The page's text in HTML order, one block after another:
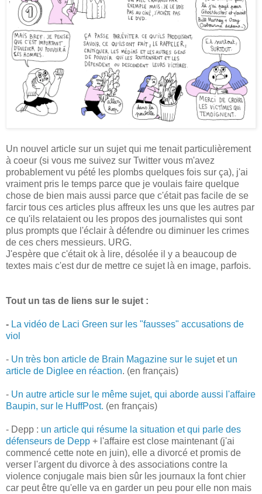
Un nouvel article sur un sujet qui me tenait particulièrement
à coeur (si vous me suivez sur Twitter vous m'avez
probablement vu pété les plombs quelques fois sur ça), j'ai
vraiment pris le temps parce que je voulais faire quelque
chose de bien mais aussi parce que c'était pas facile de se
farcir tous ces articles plus affreux les uns que les autres par
ce qu'ils relataient ou les propos des journalistes qui sont
plus prompts que l'éclair à défendre ou diminuer les crimes
de ces chers messieurs. URG.
J'espère que c'était ok à lire, désolée il y a beaucoup de
textes mais c'est dur de mettre ce sujet là en image, parfois.
Tout un tas de liens sur le sujet :
- La vidéo de Laci Green sur les "fausses" accusations de
viol
- Un très bon article de Brain Magazine sur le sujetet un
article de Diglee en réaction. (en français)
- Un autre article sur le même sujet, qui aborde aussi l'affaire
Baupin, sur le HuffPost. (en français)
- Depp : un article qui résume la situation et qui parle des
défenseurs de Depp + l'affaire est close maintenant (j'ai
commencé cette note en juin), elle a divorcé et promis de
verser l'argent du divorce à des associations contre la
violence conjugale mais bien sûr les journaux la font chier
car peut être qu'elle va en garder un peu pour elle non mais